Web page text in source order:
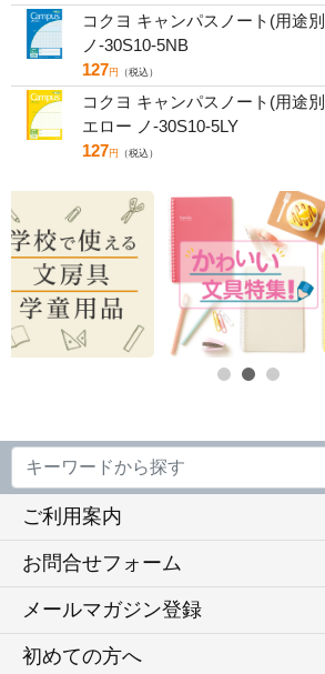
コクヨ キャンパスノート(用途
ノ-30S10-5NB
127円 （税込）
コクヨ キャンパスノート(用途
エロー ノ-30S10-5LY
127円 （税込）
ご利用案内
お問合せフォーム
メールマガジン登録
初めての方へ